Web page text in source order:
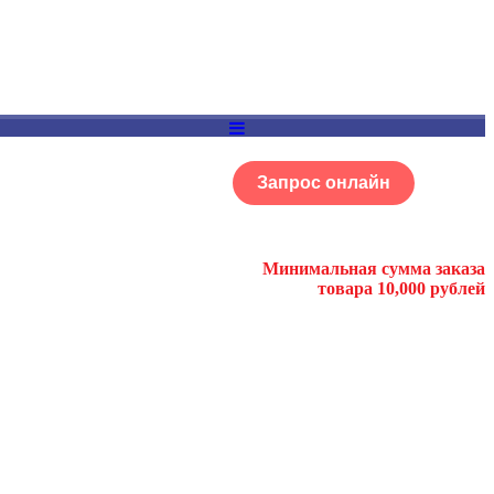
Запрос онлайн
Минимальная сумма заказа
товара 10,000 рублей